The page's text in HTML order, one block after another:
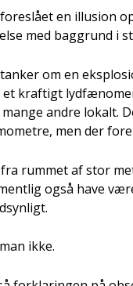
en illu­sion
med bag­grund i
om en
et kraf­tigt
andre lokalt.
men der
fra rum­met af stor
også have
ikke.